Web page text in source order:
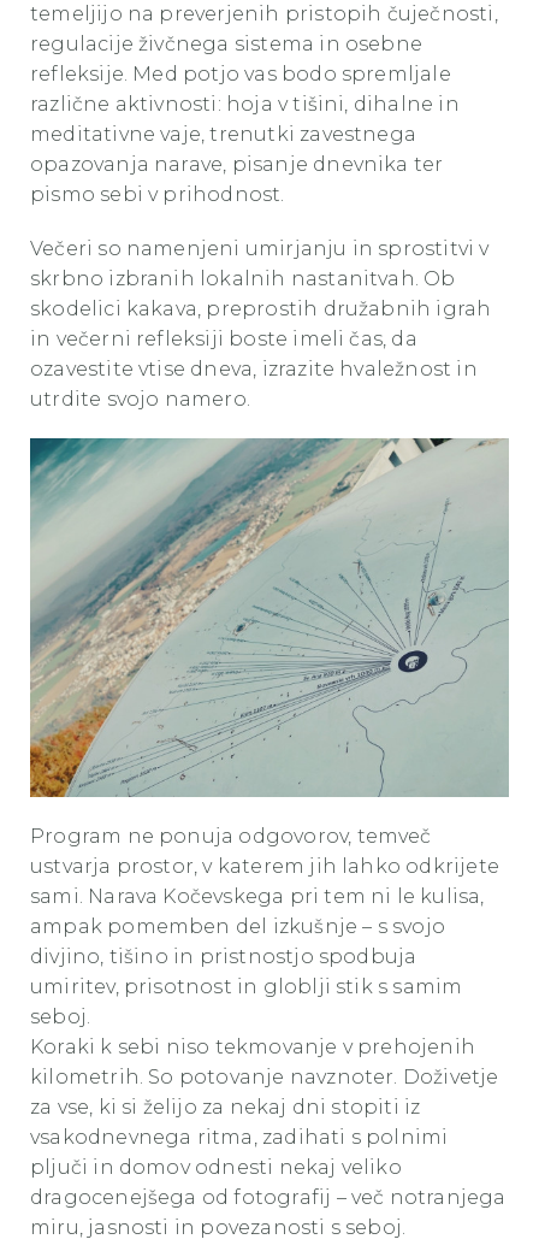
temeljijo na preverjenih pristopih čuječnosti,
regulacije živčnega sistema in osebne
refleksije. Med potjo vas bodo spremljale
različne aktivnosti: hoja v tišini, dihalne in
meditativne vaje, trenutki zavestnega
opazovanja narave, pisanje dnevnika ter
pismo sebi v prihodnost.
Večeri so namenjeni umirjanju in sprostitvi v
skrbno izbranih lokalnih nastanitvah. Ob
skodelici kakava, preprostih družabnih igrah
in večerni refleksiji boste imeli čas, da
ozavestite vtise dneva, izrazite hvaležnost in
utrdite svojo namero.
Program ne ponuja odgovorov, temveč
ustvarja prostor, v katerem jih lahko odkrijete
sami. Narava Kočevskega pri tem ni le kulisa,
ampak pomemben del izkušnje – s svojo
divjino, tišino in pristnostjo spodbuja
umiritev, prisotnost in globlji stik s samim
seboj.
Koraki k sebi niso tekmovanje v prehojenih
kilometrih. So potovanje navznoter. Doživetje
za vse, ki si želijo za nekaj dni stopiti iz
vsakodnevnega ritma, zadihati s polnimi
pljuči in domov odnesti nekaj veliko
dragocenejšega od fotografij – več notranjega
miru, jasnosti in povezanosti s seboj.